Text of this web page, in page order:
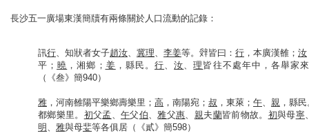
長沙五一廣場東漢簡牘有兩條關於人口流動的記錄：
訊行 、知狀者女子趙汝 冀理 李姜等。辤皆曰： 行 ，本廣漢雒； 汝
平； 曉 ，湘鄉； 姜 ，縣民。行 、汝 、理 皆往不處年中，各舉家
（《叁》簡940）
雅 ，河南雒陽平樂鄉壽樂里； 高 ，南陽宛； 叔 ，東萊； 午 親 ，縣
都鄉樂里。 初父孟 、午父伯 雅父惠 親 夫蘭皆前物故。 初與母寧
明
雅與母婓等各俱居（《貳》簡598）